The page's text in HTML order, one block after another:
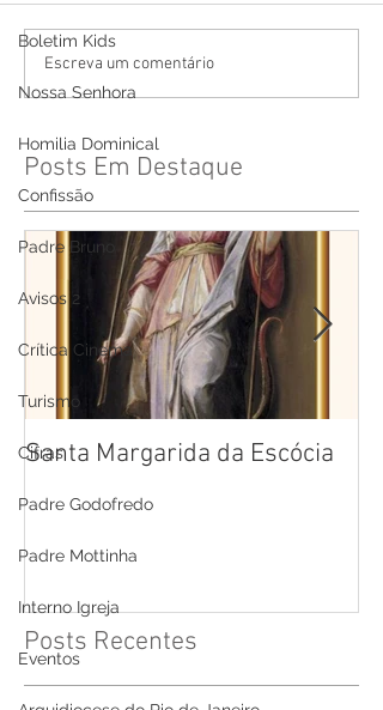
Boletim Kids
Nossa Senhora
Homilia Dominical
Confissão
Padre Bruno
Avisos 2
Crítica Cinema
Turismo
Cifras
Padre Godofredo
Padre Mottinha
Interno Igreja
Eventos
Escreva um comentário
Posts Em Destaque
Santa Margarida da Escócia
Posts Recentes